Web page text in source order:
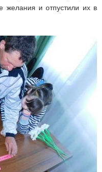
желания и отпустили их в